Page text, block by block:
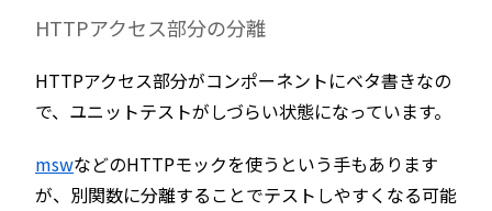
HTTPアクセス部分の分離
HTTPアクセス部分がコンポーネントにベタ書きなの
で、ユニットテストがしづらい状態になっています。
mswなどのHTTPモックを使うという手もあります
が、別関数に分離することでテストしやすくなる可能